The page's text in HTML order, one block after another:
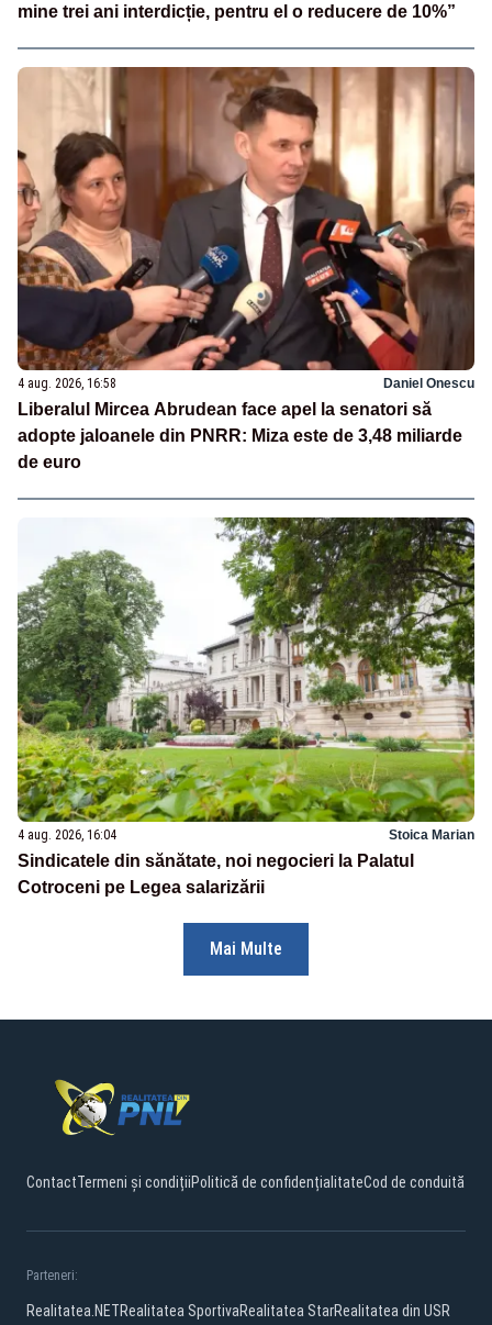
mine trei ani interdicție, pentru el o reducere de 10%”
4 aug. 2026, 16:58 Daniel Onescu
Liberalul Mircea Abrudean face apel la senatori să
adopte jaloanele din PNRR: Miza este de 3,48 miliarde
de euro
4 aug. 2026, 16:04 Stoica Marian
Sindicatele din sănătate, noi negocieri la Palatul
Cotroceni pe Legea salarizării
Mai Multe
ContactTermeni și condițiiPolitică de confidențialitateCod de conduită
Parteneri:
Realitatea.NETRealitatea SportivaRealitatea StarRealitatea din USR